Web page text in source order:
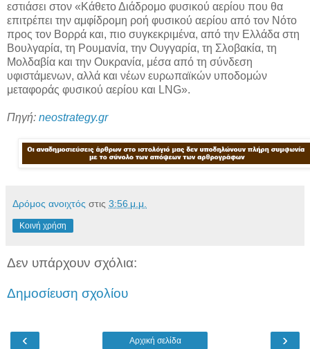
εστιάσει στον «Κάθετο Διάδρομο φυσικού αερίου που θα
επιτρέπει την αμφίδρομη ροή φυσικού αερίου από τον Νότο
προς τον Βορρά και, πιο συγκεκριμένα, από την Ελλάδα στη
Βουλγαρία, τη Ρουμανία, την Ουγγαρία, τη Σλοβακία, τη
Μολδαβία και την Ουκρανία, μέσα από τη σύνδεση
υφιστάμενων, αλλά και νέων ευρωπαϊκών υποδομών
μεταφοράς φυσικού αερίου και LNG».
Πηγή: neostrategy.gr
Δρόμος ανοιχτός στις 3:56 μ.μ.
Κοινή χρήση
Δεν υπάρχουν σχόλια:
Δημοσίευση σχολίου
‹ ›
Αρχική σελίδα